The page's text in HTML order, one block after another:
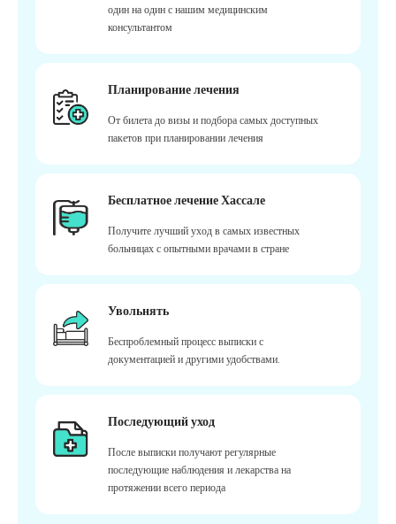
один на один с нашим медицинским
консультантом
Планирование лечения
От билета до визы и подбора самых доступных
пакетов при планировании лечения
Бесплатное лечение Хассале
Получите лучший уход в самых известных
больницах с опытными врачами в стране
Увольнять
Беспроблемный процесс выписки с
документацией и другими удобствами.
Последующий уход
После выписки получают регулярные
последующие наблюдения и лекарства на
протяжении всего периода